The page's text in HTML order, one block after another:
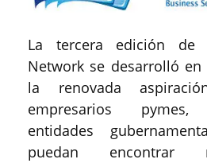
La tercera edición de
Network se desarrolló en
la renovada
empresarios pymes,
entidades
puedan encontrar